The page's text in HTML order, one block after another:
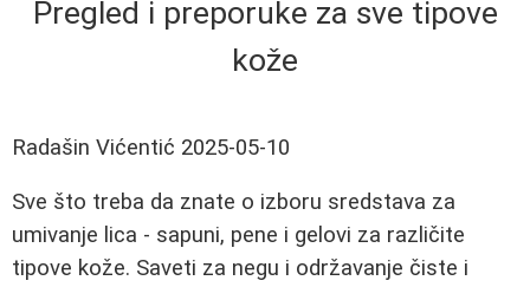
Pregled i preporuke za sve tipove
kože
Radašin Vićentić 2025-05-10
Sve što treba da znate o izboru sredstava za
umivanje lica - sapuni, pene i gelovi za različite
tipove kože. Saveti za negu i održavanje čiste i